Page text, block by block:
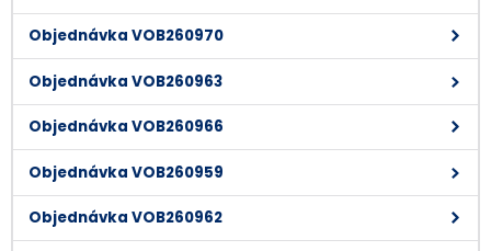
Objednávka VOB260970
Objednávka VOB260963
Objednávka VOB260966
Objednávka VOB260959
Objednávka VOB260962